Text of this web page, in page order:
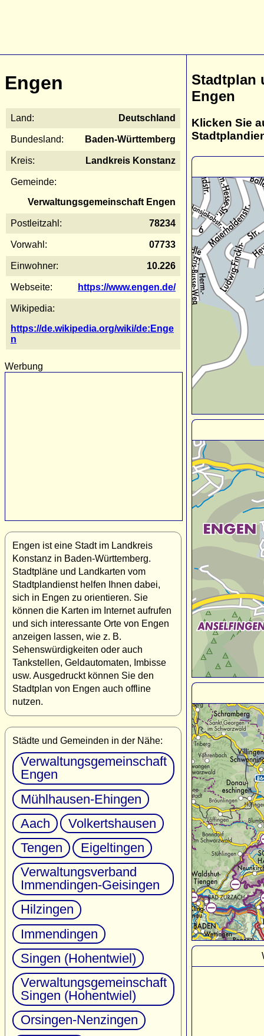
Engen
Land: Deutschland
Bundesland: Baden-Württemberg
Kreis: Landkreis Konstanz
Gemeinde:
Verwaltungsgemeinschaft Engen
Postleitzahl: 78234
Vorwahl: 07733
Einwohner: 10.226
Webseite: https://www.engen.de/
Wikipedia:
https://de.wikipedia.org/wiki/de:Enge
n
Werbung
Engen ist eine Stadt im Landkreis
Konstanz in Baden-Württemberg.
Stadtpläne und Landkarten vom
Stadtplandienst helfen Ihnen dabei,
sich in Engen zu orientieren. Sie
können die Karten im Internet aufrufen
und sich interessante Orte von Engen
anzeigen lassen, wie z. B.
Sehenswürdigkeiten oder auch
Tankstellen, Geldautomaten, Imbisse
usw. Ausgedruckt können Sie den
Stadtplan von Engen auch offline
nutzen.
Städte und Gemeinden in der Nähe:
Verwaltungsgemeinschaft
Engen
Mühlhausen-Ehingen
Aach
Volkertshausen
Tengen
Eigeltingen
Verwaltungsverband
Immendingen-Geisingen
Hilzingen
Immendingen
Singen (Hohentwiel)
Verwaltungsgemeinschaft
Singen (Hohentwiel)
Orsingen-Nenzingen
Stadtplan
Engen
Klicken Sie